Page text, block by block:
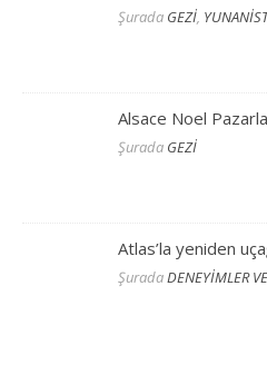
Şurada GEZİ,
Alsace Noel
Şurada GEZİ
Atlas’la yeniden
ŞuradaDENEYİMLER